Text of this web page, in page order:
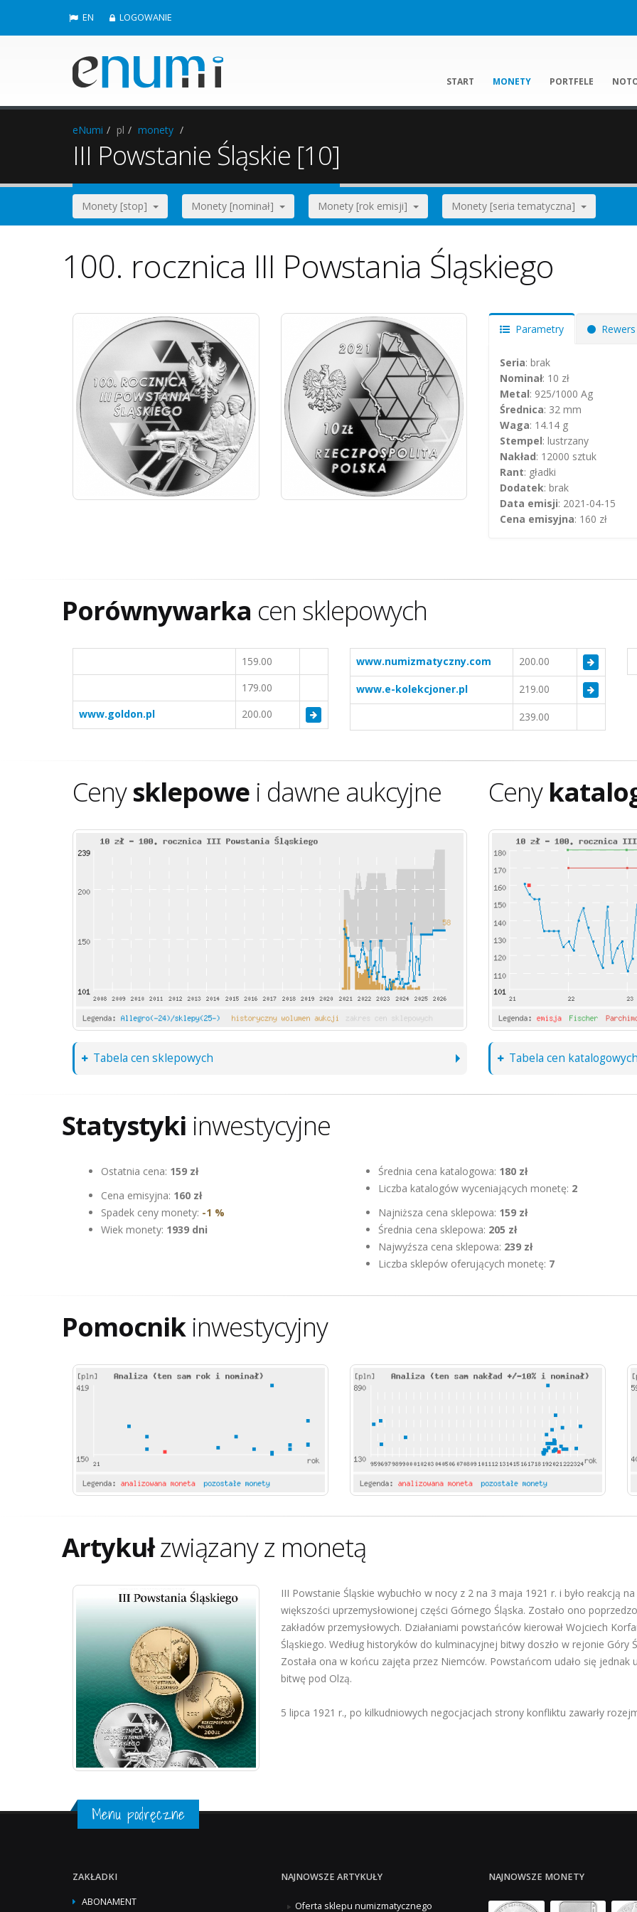
EN LOGOWANIE
START MONETY PORTFELE
eNumi pl monety
III Powstanie Śląskie [10]
Monety [stop] Monety [nominał] Monety [rok emisji] Monety [seria tematyczna]
100. rocznica III Powstania Śląskiego
Parametry Rewers
Seria: brak
Nominał: 10 zł
Metal: 925/1000 Ag
Średnica: 32 mm
Waga: 14.14 g
Stempel: lustrzany
Nakład: 12000 sztuk
Rant: gładki
Dodatek: brak
Data emisji: 2021-04-15
Cena emisyjna: 160 zł
Porównywarka cen sklepowych
159.00
179.00
www.goldon.pl
200.00
www.numizmatyczny.com 200.00
www.e-kolekcjoner.pl 219.00
239.00
Cenysklepowe i dawne aukcyjne
Tabela cen sklepowych
Ceny
Tabela cen
Statystyki inwestycyjne
Ostatnia cena: 159 zł
Cena emisyjna: 160 zł
Spadek ceny monety: -1 %
Wiek monety: 1939 dni
Średnia cena katalogowa: 180 zł
Liczba katalogów wyceniających monetę: 2
Najniższa cena sklepowa: 159 zł
Średnia cena sklepowa: 205 zł
Najwyźsza cena sklepowa: 239 zł
Liczba sklepów oferujących monetę: 7
Pomocnikinwestycyjny
Artykułzwiązany z monetą
III Powstanie Śląskie wybuchło w nocy z 2 na 3 maja 1921 r. i było reakcją
większości uprzemysłowionej części Górnego Śląska. Zostało ono
zakładów przemysłowych. Działaniami powstańców kierował Wojciech
Śląskiego. Według historyków do kulminacyjnej bitwy doszło w rejonie
Została ona w końcu zajęta przez Niemców. Powstańcom udało się
bitwę pod Olzą.
5 lipca 1921 r., po kilkudniowych negocjacjach strony konfliktu zawarły
Menu podręczne
ZAKŁADKI
ABONAMENT
NAJNOWSZE ARTYKUŁY
Oferta sklepu numizmatycznego
NAJNOWSZE MONETY